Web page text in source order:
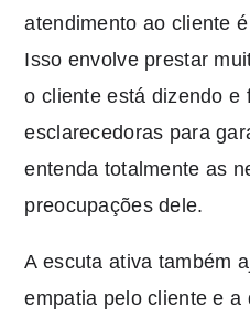
atendimento ao cliente
Isso envolve prestar
o cliente está dizendo e
esclarecedoras para
entenda totalmente as
preocupações dele.
A escuta ativa também
empatia pelo cliente e a